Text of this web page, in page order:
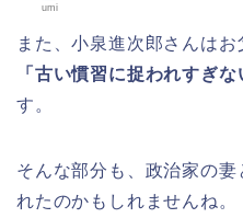
umi
また、小泉進次郎さんは
「古い慣習に捉われすぎな
す。
そんな部分も、政治家の妻
れたのかもしれませんね。